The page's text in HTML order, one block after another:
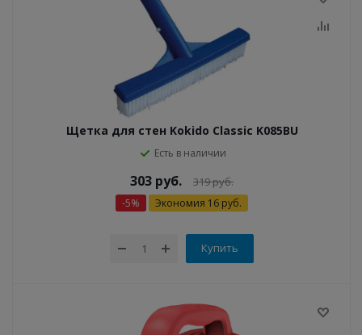
Щетка для стен Kokido Classic K085BU
Есть в наличии
303 руб. 319руб.
-5% Экономия 16 руб.
Купить